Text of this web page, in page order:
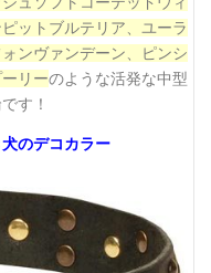
ットブルテリア、ユーラ
ンヴァンデーン、ピンシ
リーのような活発な中型
す！
のデコカラー